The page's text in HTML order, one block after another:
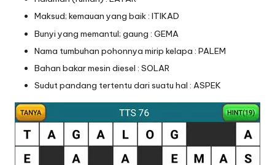
Maksud; kemauan yang baik : ITIKAD
Bunyi yang memantul; gaung : GEMA
Nama tumbuhan pohonnya mirip kelapa : PALEM
Bahan bakar mesin diesel : SOLAR
Sudut pandang tertentu dari suatu hal : ASPEK